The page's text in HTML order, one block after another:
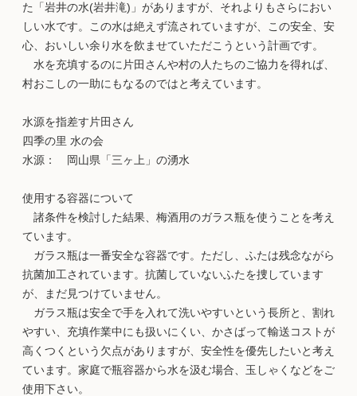
た「岩井の水(岩井滝)」がありますが、それよりもさらにおい
しい水です。この水は絶えず流されていますが、この安全、安
心、おいしい余り水を飲ませていただこうという計画です。
水を充填するのに片田さんや村の人たちのご協力を得れば、
村おこしの一助にもなるのではと考えています。
水源を指差す片田さん
四季の里 水の会
水源： 岡山県「三ヶ上」の湧水
使用する容器について
諸条件を検討した結果、梅酒用のガラス瓶を使うことを考え
ています。
ガラス瓶は一番安全な容器です。ただし、ふたは残念ながら
抗菌加工されています。抗菌していないふたを捜しています
が、まだ見つけていません。
ガラス瓶は安全で手を入れて洗いやすいという長所と、割れ
やすい、充填作業中にも扱いにくい、かさばって輸送コストが
高くつくという欠点がありますが、安全性を優先したいと考え
ています。家庭で瓶容器から水を汲む場合、玉しゃくなどをご
使用下さい。